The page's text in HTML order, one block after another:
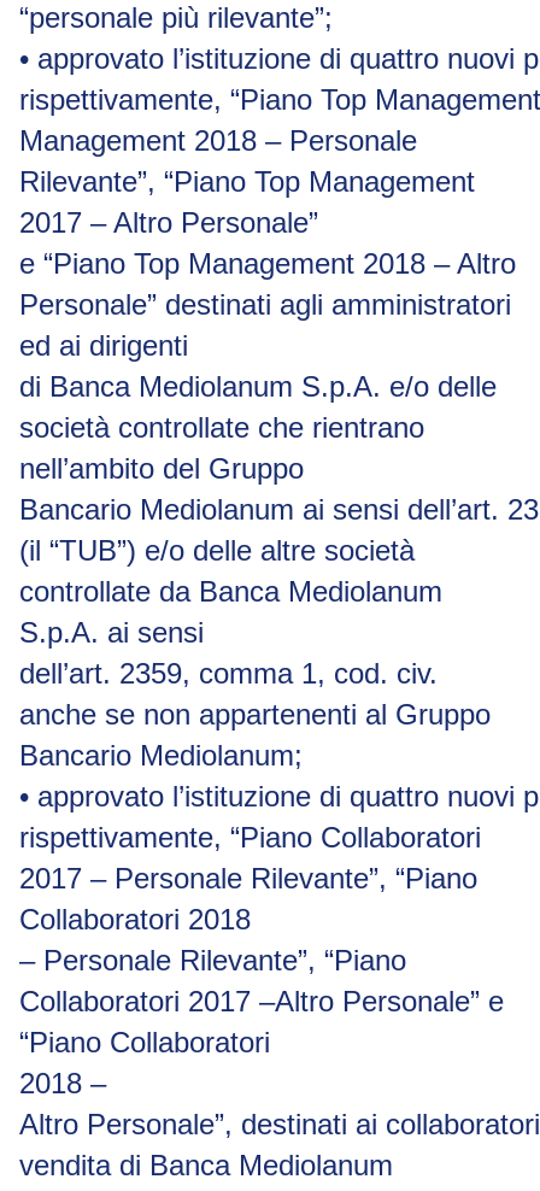
“personale più rilevante”;
• approvato l’istituzione di quattro nuovi
rispettivamente, “Piano Top Management
Management 2018 – Personale
Rilevante”, “Piano Top Management
2017 – Altro Personale”
e “Piano Top Management 2018 – Altro
Personale” destinati agli amministratori
ed ai dirigenti
di Banca Mediolanum S.p.A. e/o delle
società controllate che rientrano
nell’ambito del Gruppo
Bancario Mediolanum ai sensi dell’art. 23
(il “TUB”) e/o delle altre società
controllate da Banca Mediolanum
S.p.A. ai sensi
dell’art. 2359, comma 1, cod. civ.
anche se non appartenenti al Gruppo
Bancario Mediolanum;
• approvato l’istituzione di quattro nuovi
rispettivamente, “Piano Collaboratori
2017 – Personale Rilevante”, “Piano
Collaboratori 2018
– Personale Rilevante”, “Piano
Collaboratori 2017 –Altro Personale” e
“Piano Collaboratori
2018 –
Altro Personale”, destinati ai collaboratori
vendita di Banca Mediolanum